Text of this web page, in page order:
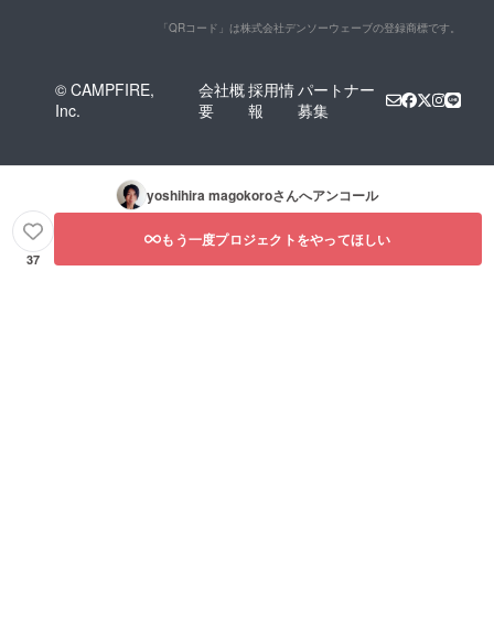
「QRコード」は株式会社デンソーウェーブの登録商標です。
© CAMPFIRE,
Inc.
会社概
要
採用情
報
パートナー
募集
yoshihira magokoroさんへアンコール
37
もう一度プロジェクトをやってほしい